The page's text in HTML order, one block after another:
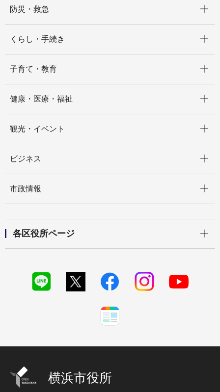
防災・救急
くらし・手続き
子育て・教育
健康・医療・福祉
観光・イベント
ビジネス
市政情報
各区役所ページ
横浜市役所